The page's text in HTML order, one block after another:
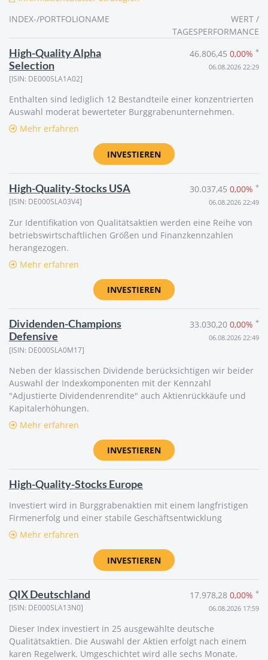
INDEX-/PORTFOLIONAME
WERT /
TAGESPERFORMANCE
High-Quality Alpha
Selection
[ISIN: DE000SLA1A02]
46.806,45 0,00% *
06.08.2026 22:29
Enthalten sind lediglich 12 Bestandteile einer konzentrierten
Auswahl moderat bewerteter Burggrabenunternehmen.
Mehr erfahren
INVESTIEREN
High-Quality-Stocks USA
[ISIN: DE000SLA03V4]
30.037,45 0,00% *
06.08.2026 22:49
Zur Identifikation von Qualitätsaktien werden eine Reihe von
betriebswirtschaftlichen Größen und Finanzkennzahlen
herangezogen.
Mehr erfahren
INVESTIEREN
Dividenden-Champions
Defensive
[ISIN: DE000SLA0M17]
33.030,20 0,00% *
06.08.2026 22:49
Neben der klassischen Dividende berücksichtigen wir beider
Auswahl der Indexkomponenten mit der Kennzahl
"Adjustierte Dividendenrendite" auch Aktienrückkäufe und
Kapitalerhöhungen.
Mehr erfahren
INVESTIEREN
High-Quality-Stocks Europe
Investiert wird in Burggrabenaktien mit einem langfristigen
Firmenerfolg und einer stabile Geschäftsentwicklung
Mehr erfahren
INVESTIEREN
QIX Deutschland
[ISIN: DE000SLA13N0]
17.978,28 0,00% *
06.08.2026 17:59
Dieser Index investiert in 25 ausgewählte deutsche
Qualitätsaktien. Die Auswahl der Aktien erfolgt nach einem
karen Regelwerk. Umgeschichtet wird alle sechs Monate.